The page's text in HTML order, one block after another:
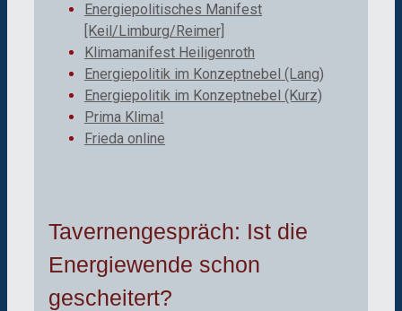
Energiepolitisches Manifest
[Keil/Limburg/Reimer]
Klimamanifest Heiligenroth
Energiepolitik im Konzeptnebel (Lang)
Energiepolitik im Konzeptnebel (Kurz)
Prima Klima!
Frieda online
Tavernengespräch: Ist die
Energiewende schon
gescheitert?